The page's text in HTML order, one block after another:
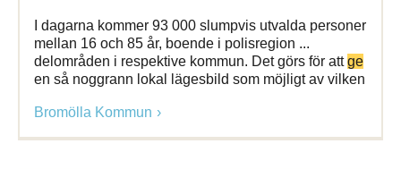
I dagarna kommer 93 000 slumpvis utvalda personer
mellan 16 och 85 år, boende i polisregion ...
delområden i respektive kommun. Det görs för attge
en så noggrann lokal lägesbild som möjligt av vilken
Bromölla Kommun